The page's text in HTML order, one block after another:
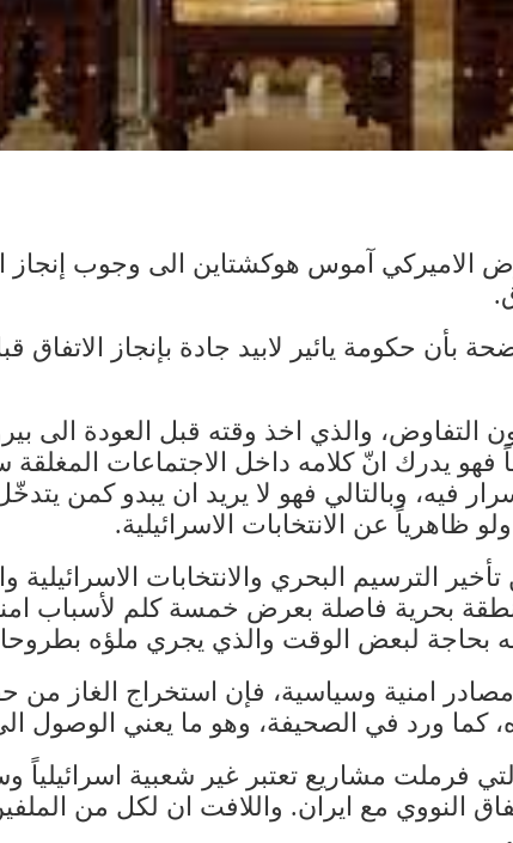
الاميركي آموس هوكشتاين الى وجوب إنجاز
حكومة يائير لابيد جادة بإنجاز الاتفاق
التفاوض، والذي اخذ وقته قبل العودة الى
فهو يدرك انّ كلامه داخل الاجتماعات
فيه، وبالتالي فهو لا يريد ان يبدو كمن يتدخّل
ظاهرياً عن الانتخابات الاسرائيلية.
الترسيم البحري والانتخابات الاسرائيلية
بحرية فاصلة بعرض خمسة كلم لأسباب
بحاجة لبعض الوقت والذي يجري ملؤه
امنية وسياسية، فإن استخراج الغاز من
ورد في الصحيفة، وهو ما يعني الوصول الى
فرملت مشاريع تعتبر غير شعبية اسرائيلياً
النووي مع ايران. واللافت ان لكل من